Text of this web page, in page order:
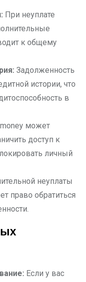
При неуплате
к общему
Задолженность
истории, что
в
может
доступ к
личный
неуплаты
право обратиться
Если у вас